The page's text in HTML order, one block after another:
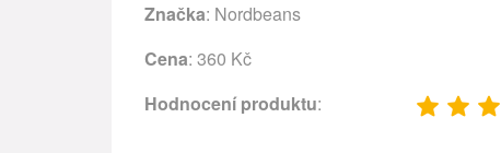
Značka: Nordbeans
Cena: 360 Kč
Hodnocení produktu: